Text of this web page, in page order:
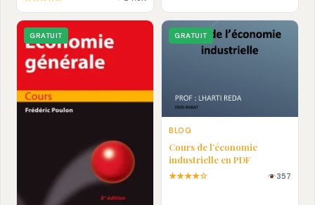
GRATUIT GRATUIT
BLOG
Cours de l’économie
industrielle en PDF
★★★★☆ 357